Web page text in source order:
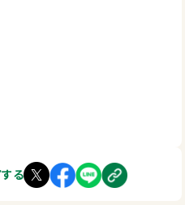
る